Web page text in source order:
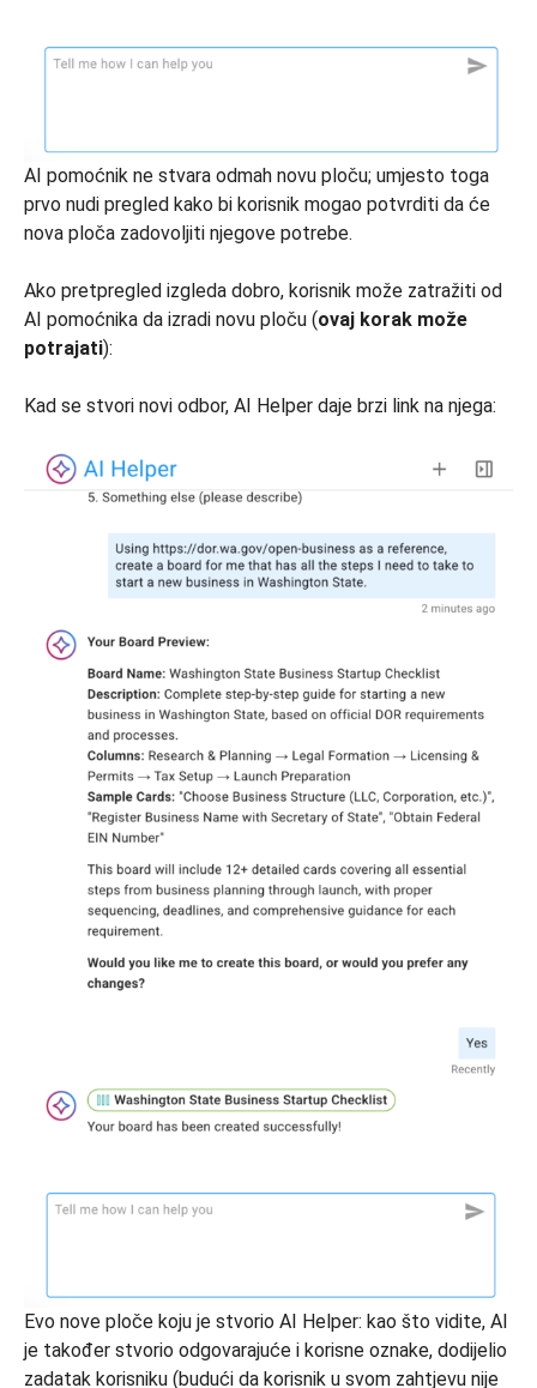
AI pomoćnik ne stvara odmah novu ploču; umjesto toga
prvo nudi pregled kako bi korisnik mogao potvrditi da će
nova ploča zadovoljiti njegove potrebe.
Ako pretpregled izgleda dobro, korisnik može zatražiti od
AI pomoćnika da izradi novu ploču (ovaj korak može
potrajati):
Kad se stvori novi odbor, AI Helper daje brzi link na njega:
Evo nove ploče koju je stvorio AI Helper: kao što vidite, AI
je također stvorio odgovarajuće i korisne oznake, dodijelio
zadatak korisniku (budući da korisnik u svom zahtjevu nije